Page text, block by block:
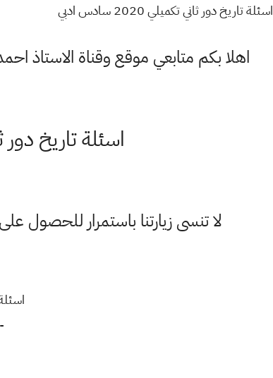
اسئلة تاريخ دور ثاني تكميلي 2020 سادس ادبي
اهلا بكم متابعي موقع وقناة
اسئلة تاريخ دور ثاني
لا تنسى زيارتنا باستمرار
اسئلة